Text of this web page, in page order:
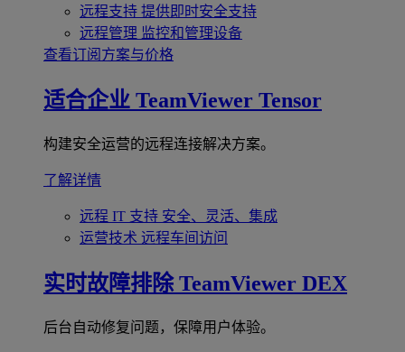
远程支持 提供即时安全支持
远程管理 监控和管理设备
查看订阅方案与价格
适合企业 TeamViewer Tensor
构建安全运营的远程连接解决方案。
了解详情
远程 IT 支持 安全、灵活、集成
运营技术 远程车间访问
实时故障排除 TeamViewer DEX
后台自动修复问题，保障用户体验。